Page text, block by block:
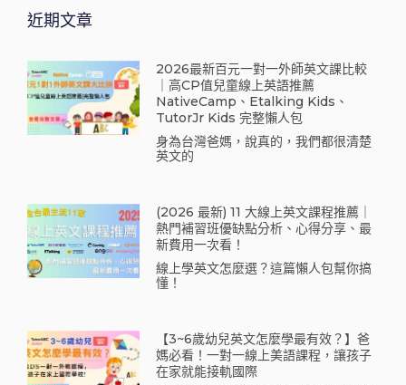
近期文章
2026最新百元一對一外師英文課比較
｜高CP值兒童線上英語推薦
NativeCamp、Etalking Kids、
TutorJr Kids 完整懶人包
身為台灣爸媽，說真的，我們都很清楚
英文的
(2026 最新) 11 大線上英文課程推薦｜
熱門補習班優缺點分析、心得分享、最
新費用一次看！
線上學英文怎麼選？這篇懶人包幫你搞
懂！
【3~6歲幼兒英文怎麼學最有效？】爸
媽必看！一對一線上美語課程，讓孩子
在家就能接軌國際